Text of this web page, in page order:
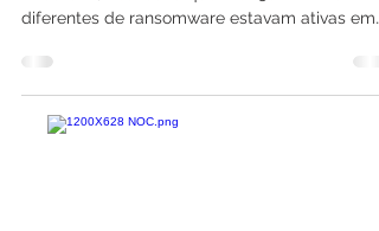
O braço de segurança cibernética do Google,
2020 e...